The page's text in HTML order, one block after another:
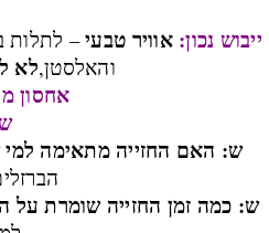
ייבוש נכון:אוויר טבעי– לתלות
והאלסטן,לא
אחסון
ש: האם החזייה מתאימה למי
ש: כמה זמן החזייה שומרת על